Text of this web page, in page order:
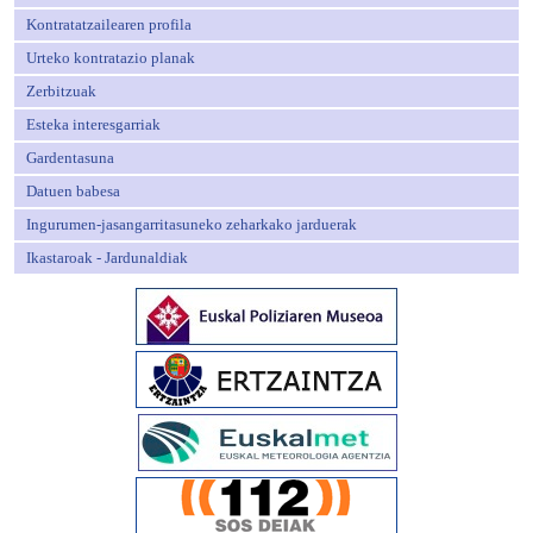
Kontratatzailearen profila
Urteko kontratazio planak
Zerbitzuak
Esteka interesgarriak
Gardentasuna
Datuen babesa
Ingurumen-jasangarritasuneko zeharkako jarduerak
Ikastaroak - Jardunaldiak